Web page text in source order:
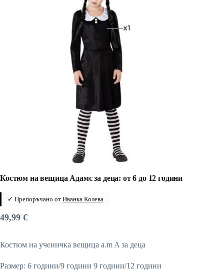
Костюм на вещица Адамс за деца: от 6 до 12 години
✓ Препоръчано от Иванка Колева
49,99 €
Костюм на ученичка вещица a.m A за деца
Размер: 6 години/9 години 9 години/12 години